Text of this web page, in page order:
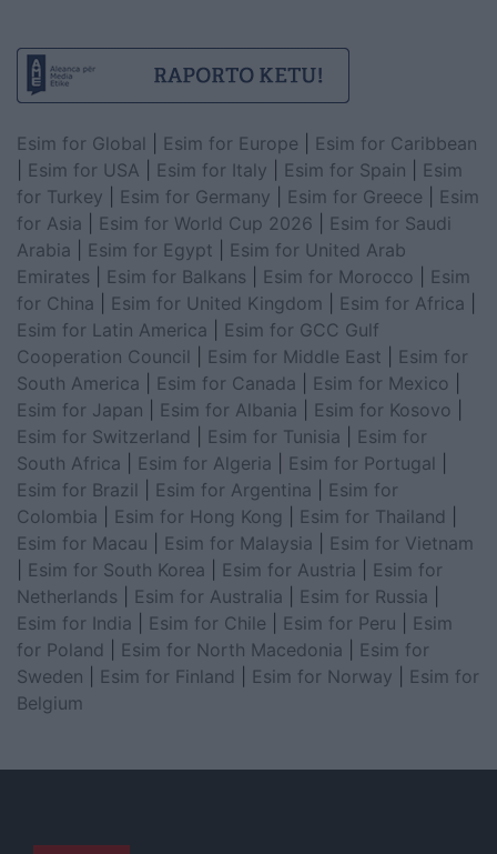
Esim for Global Esim for Europe
Esim for Caribbean
Esim for USA Esim for Italy Esim for Spain
Esim
for Turkey
Esim for Germany Esim for Greece
Esim
for Asia
Esim for World Cup 2026
Esim for Saudi
Arabia
Esim for Egypt
Esim for United Arab
Emirates
Esim for Balkans Esim for Morocco
Esim
for China
Esim for United Kingdom Esim for Africa
Esim for Latin America
Esim for GCC Gulf
Cooperation Council
Esim for Middle East
Esim for
South America
Esim for Canada Esim for Mexico
Esim for Japan
Esim for Albania Esim for Kosovo
Esim for Switzerland
Esim for Tunisia
Esim for
South Africa
Esim for Algeria Esim for Portugal
Esim for Brazil
Esim for Argentina
Esim for
Colombia
Esim for Hong Kong Esim for Thailand
Esim for Macau
Esim for Malaysia
Esim for Vietnam
Esim for South Korea Esim for Austria
Esim for
Netherlands
Esim for Australia Esim for Russia
Esim for India
Esim for Chile Esim for Peru
Esim
for Poland
Esim for North Macedonia
Esim for
Sweden
Esim for Finland Esim for Norway
Esim for
Belgium